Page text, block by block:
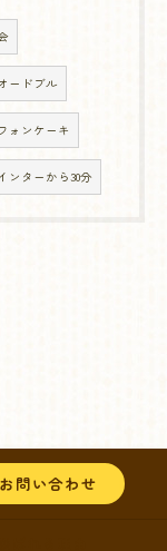
ードブル
ォンケーキ
ンターから30分
お問い合わせ